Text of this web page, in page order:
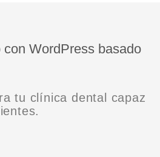
WordPress basado
tu clínica dental capaz